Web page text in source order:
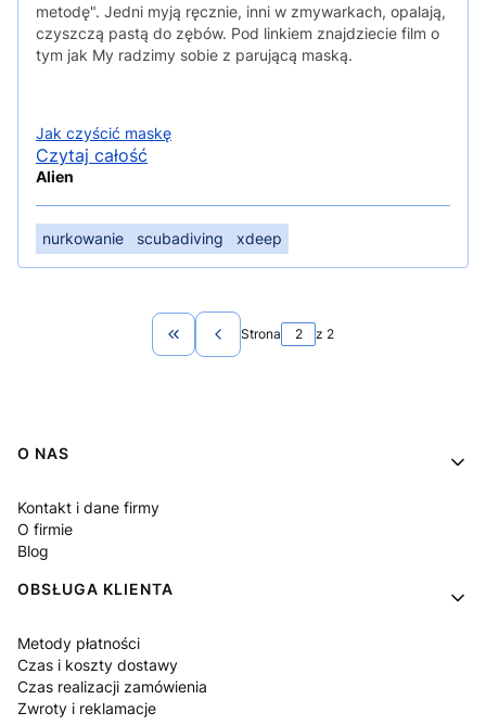
metodę". Jedni myją ręcznie, inni w zmywarkach, opalają,
czyszczą pastą do zębów. Pod linkiem znajdziecie film o
tym jak My radzimy sobie z parującą maską.
Jak czyścić maskę
Czytaj całość
Alien
nurkowanie scubadiving xdeep
Wróć do pierwszej strony z wpisami
Strona z 2
Linki w stopce
O NAS
Kontakt i dane firmy
O firmie
Blog
OBSŁUGA KLIENTA
Metody płatności
Czas i koszty dostawy
Czas realizacji zamówienia
Zwroty i reklamacje